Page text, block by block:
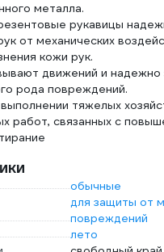
металла.
рукавицы
от механических
кожи рук.
движений и
рода повреждений.
тяжелых
работ, связанных с
обычные
для защиты от
повреждений
лето